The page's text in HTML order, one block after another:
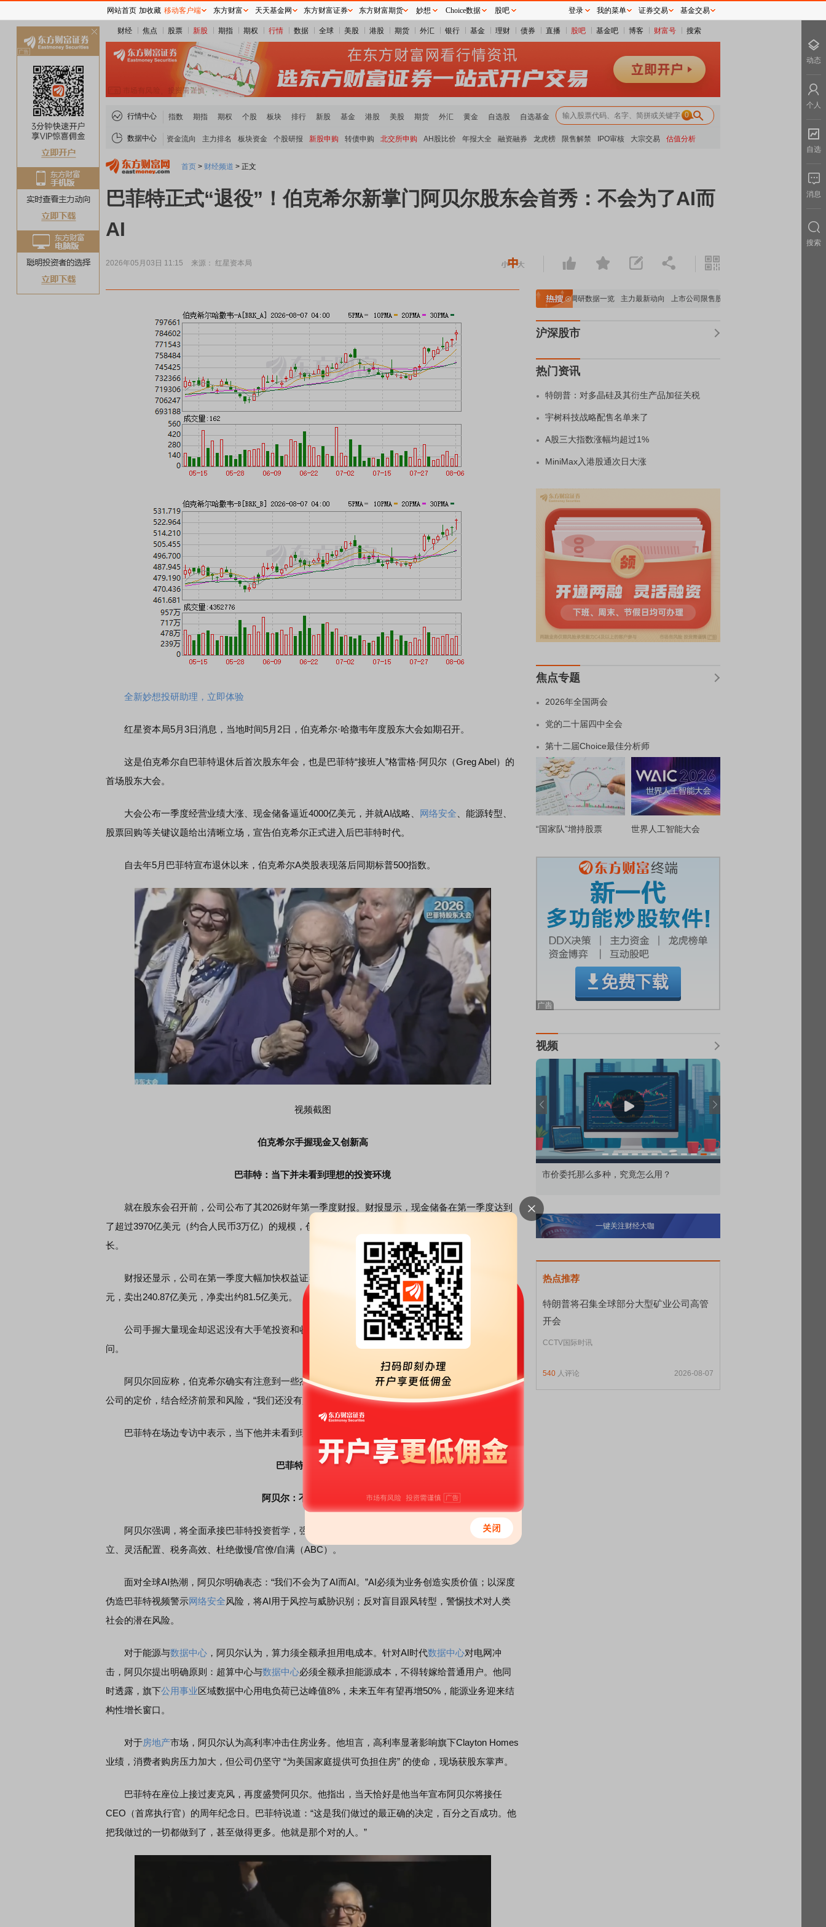
财经 焦点 股票 新股 期指 期权 行情 数据 全球 美股 港股 期货 外汇 银行 基金 理财 债券 直播 股吧 基金吧 博客 财富号 搜索
行情中心 指数 期指 期权 个股 板块 排行 新股 基金 港股 美股 期货 外汇 黄金 自选股 自选基金 0
数据中心 资金流向 主力排名 板块资金 个股研报 新股申购 转债申购 北交所申购 AH股比价 年报大全 融资融券 龙虎榜 限售解禁 IPO审核 大宗交易 估值分析
首页 > 财经频道 > 正文
巴菲特正式“退役”！伯克希尔新掌门阿贝尔股东会首秀：不会为了AI而
AI
2026年05月03日 11:15 来源： 红星资本局
全新妙想投研助理，立即体验
红星资本局5月3日消息，当地时间5月2日，伯克希尔·哈撒韦年度股东大会如期召开。
这是伯克希尔自巴菲特退休后首次股东年会，也是巴菲特“接班人”格雷格·阿贝尔（Greg Abel）的
首场股东大会。
大会公布一季度经营业绩大涨、现金储备逼近4000亿美元，并就AI战略、 网络安全 、能源转型、
股票回购等关键议题给出清晰立场，宣告伯克希尔正式进入后巴菲特时代。
自去年5月巴菲特宣布退休以来，伯克希尔A类股表现落后同期标普500指数。
视频截图
伯克希尔手握现金又创新高
巴菲特：当下并未看到理想的投资环境
就在股东会召开前，公司公布了其2026财年第一季度财报。财报显示，现金储备在第一季度达到
了超过3970亿美元（约合人民币3万亿）的规模，创下纪录新高，较2025年底的3730亿美元进一步增
长。
财报还显示，公司在第一季度大幅加快权益证券减持步伐。一季度公司买入权益证券159.38亿美
元，卖出240.87亿美元，净卖出约81.5亿美元。
公司手握大量现金却迟迟没有大手笔投资和收购，这让外界对以投资见长的伯克希尔一直充满疑
问。
阿贝尔回应称，伯克希尔确实有注意到一些杰出的公司，未来会进行评估。但他指出，目前这些
公司的定价，结合经济前景和风险，“我们还没有足够的兴趣去收购，我们需要更多时间去做准备。”
巴菲特在场边专访中表示，当下他并未看到理想的投资环境。
巴菲特盛赞阿贝尔
阿贝尔：不会为了AI而AI
阿贝尔强调，将全面承接巴菲特投资哲学，强调伯克希尔五大基石：现金与国债安全垫、财务独
立、灵活配置、税务高效、杜绝傲慢/官僚/自满（ABC）。
面对全球AI热潮，阿贝尔明确表态：“我们不会为了AI而AI。”AI必须为业务创造实质价值；以深度
伪造巴菲特视频警示网络安全风险，将AI用于风控与威胁识别；反对盲目跟风转型，警惕技术对人类
社会的潜在风险。
对于能源与数据中心 ，阿贝尔认为，算力须全额承担用电成本。针对AI时代数据中心对电网冲
击，阿贝尔提出明确原则：超算中心与数据中心必须全额承担能源成本，不得转嫁给普通用户。他同
时透露，旗下公用事业区域数据中心用电负荷已达峰值8%，未来五年有望再增50%，能源业务迎来结
构性增长窗口。
对于房地产市场，阿贝尔认为高利率冲击住房业务。他坦言，高利率显著影响旗下Clayton Homes
业绩，消费者购房压力加大，但公司仍坚守 “为美国家庭提供可负担住房” 的使命，现场获股东掌声。
巴菲特在座位上接过麦克风，再度盛赞阿贝尔。他指出，当天恰好是他当年宣布阿贝尔将接任
CEO（首席执行官）的周年纪念日。巴菲特说道：“这是我们做过的最正确的决定，百分之百成功。他
把我做过的一切都做到了，甚至做得更多。他就是那个对的人。”
机构调研数据一览 主力最新动向 上市公司限售股解禁一览
沪深股市
热门资讯
特朗普：对多晶硅及其衍生产品加征关税
宇树科技战略配售名单来了
A股三大指数涨幅均超过1%
MiniMax入港股通次日大涨
焦点专题
2026年全国两会
党的二十届四中全会
第十二届Choice最佳分析师
“国家队”增持股票 世界人工智能大会
视频
债券知识通识：从基础认知到特色品种 了解北交所知识 做理性投资者 市价委托那么多种，究竟怎么用？
一键关注财经大咖
热点推荐
特朗普将召集全球部分大型矿业公司高管
开会
CCTV国际时讯
540 人评论 2026-08-07
网站首页 加收藏 移动客户端 东方财富 天天基金网 东方财富证券 东方财富期货 妙想 Choice数据 股吧 登录 我的菜单 证券交易 基金交易
动态
个人
自选
消息
搜索
关